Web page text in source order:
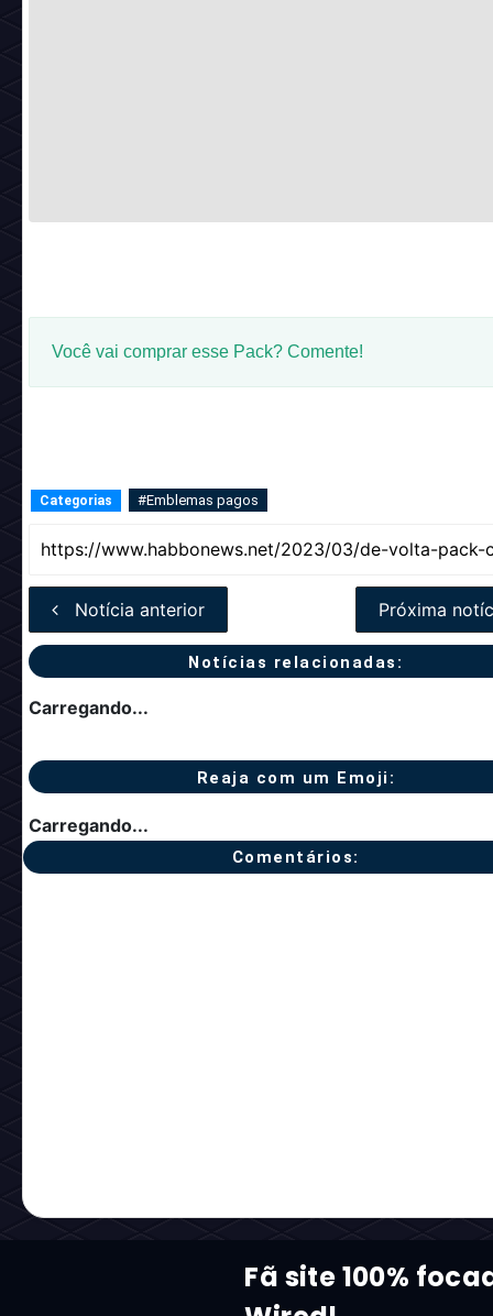
Você vai comprar esse Pack? Comente!
Categorias #Emblemas pagos
Notícia anterior Próxima
Notícias relacionadas:
Carregando...
Reaja com um Emoji:
Carregando...
Comentários:
Fã site 100%